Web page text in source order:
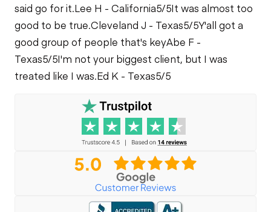
said go for it.Lee H - California5/5It was almost too
good to be true.Cleveland J - Texas5/5Y'all got a
good group of people that's keyAbe F -
Texas5/5I'm not your biggest client, but I was
treated like I was.Ed K - Texas5/5